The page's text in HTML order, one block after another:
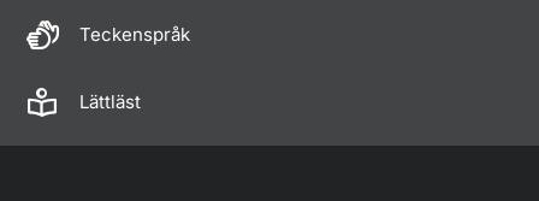
Teckenspråk
Lättläst